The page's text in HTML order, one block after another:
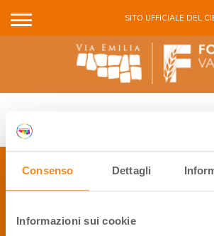
Consenso Dettagli
Informazioni sui cookie
SITO UFFICIALE DEL
PACCHETTI VACANZA
CONTATTI
P.Iva 01886791209